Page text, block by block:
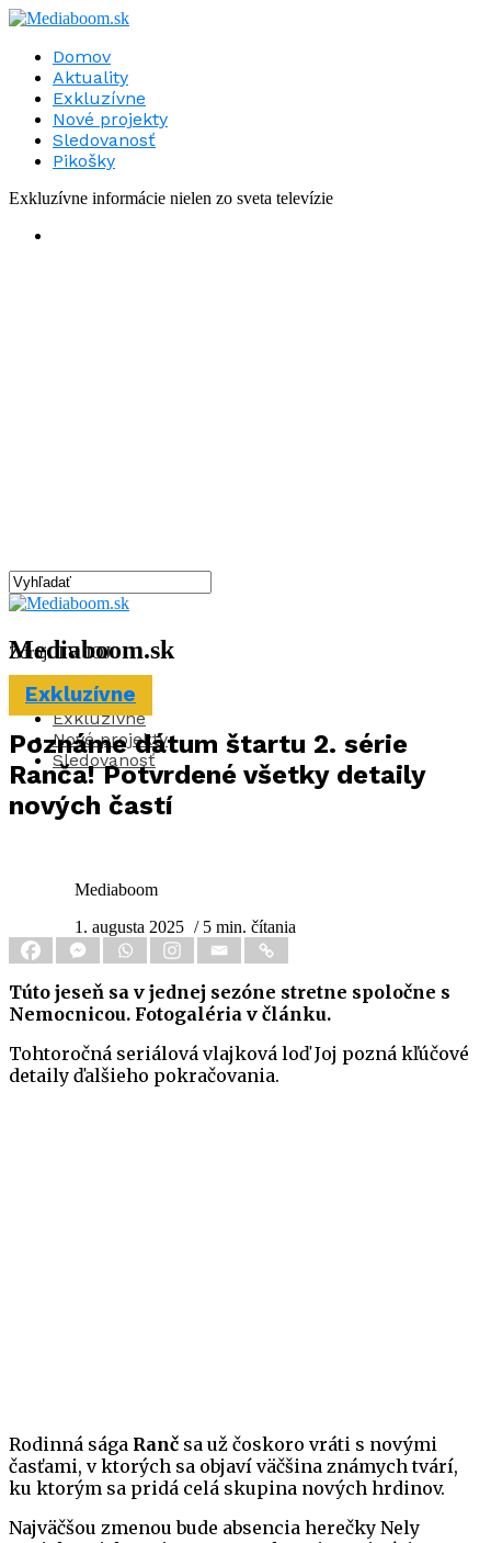
Domov
Aktuality
Exkluzívne
Nové projekty
Sledovanosť
Pikošky
Exkluzívne informácie nielen zo sveta televízie
Mediaboom.sk
Aktuality
Exkluzívne
Nové projekty
Sledovanosť
Zdroj: TV JOJ
Exkluzívne
Poznáme dátum štartu 2. série
Ranča! Potvrdené všetky detaily
nových častí
Mediaboom
1. augusta 2025 / 5 min. čítania
Túto jeseň sa v jednej sezóne stretne spoločne s
Nemocnicou. Fotogaléria v článku.
Tohtoročná seriálová vlajková loď Joj pozná kľúčové
detaily ďalšieho pokračovania.
Rodinná sága Ranč sa už čoskoro vráti s novými
časťami, v ktorých sa objaví väčšina známych tvárí,
ku ktorým sa pridá celá skupina nových hrdinov.
Najväčšou zmenou bude absencia herečky Nely